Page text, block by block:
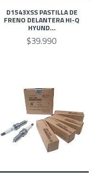
D1543XSS PASTILLA DE
FRENO DELANTERA HI-Q
HYUND...
$39.990